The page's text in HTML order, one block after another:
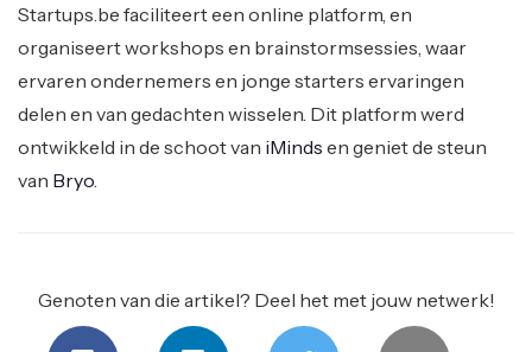
Startups.be faciliteert een online platform, en
organiseert workshops en brainstormsessies, waar
ervaren ondernemers en jonge starters ervaringen
delen en van gedachten wisselen. Dit platform werd
ontwikkeld in de schoot van iMinds en geniet de steun
van Bryo
Genoten van die artikel? Deel het met jouw netwerk!